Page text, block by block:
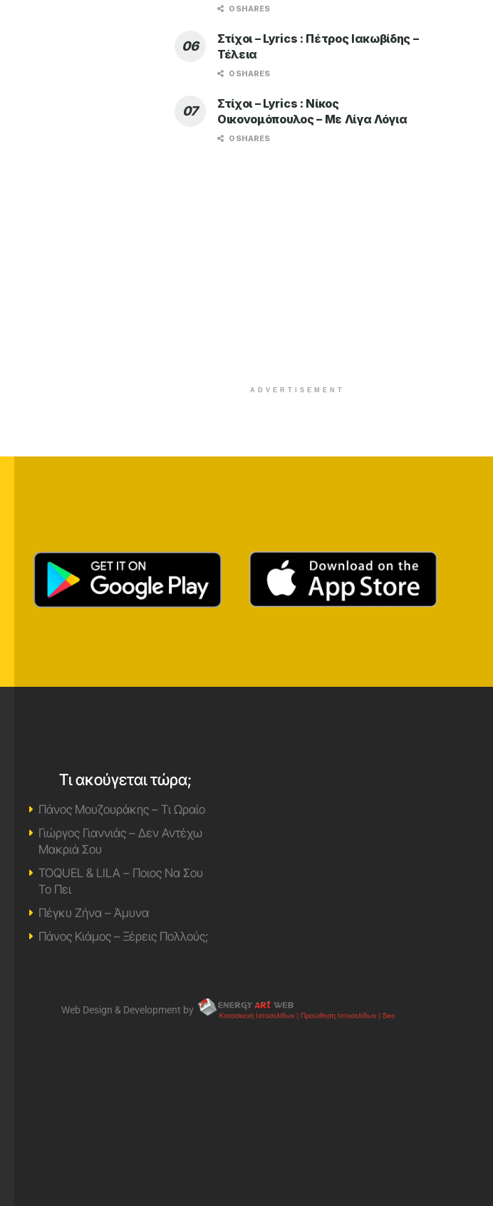
0 SHARES
Στίχοι – Lyrics : Πέτρος Ιακωβίδης –
Τέλεια
0 SHARES
Στίχοι – Lyrics : Νίκος
Οικονομόπουλος – Με Λίγα Λόγια
0 SHARES
ADVERTISEMENT
Τι ακούγεται τώρα;
Πάνος Μουζουράκης – Τι Ωραίο
Γιώργος Γιαννιάς – Δεν Αντέχω
Μακριά Σου
TOQUEL & LILA – Ποιος Να Σου
Το Πει
Πέγκυ Ζήνα – Άμυνα
Πάνος Κιάμος – Ξέρεις Πολλούς;
Web Design & Development by